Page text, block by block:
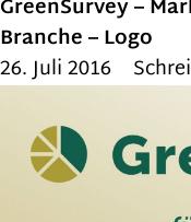
GreenSurvey –
Branche – Logo
26. Juli 2016